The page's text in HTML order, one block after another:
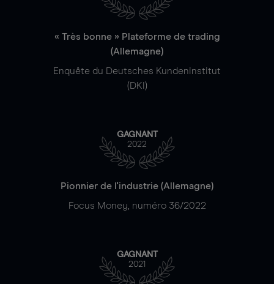
« Très bonne » Plateforme de trading
(Allemagne)
Enquête du Deutsches Kundeninstitut
(DKI)
GAGNANT
2022
Pionnier de l'industrie (Allemagne)
Focus Money, numéro 36/2022
GAGNANT
2021